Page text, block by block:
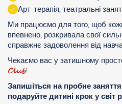
Арт-терапія, театральні
Ми працюємо для того, щоб
впевнено, розкривала свої
справжнє задоволення від
Чекаємо вас у затишному
Club!
Запишіться на пробне
подаруйте дитині крок у світ